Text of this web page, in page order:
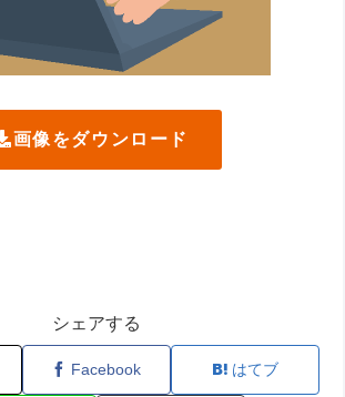
画像をダウンロード
シェアする
Facebook はてブ